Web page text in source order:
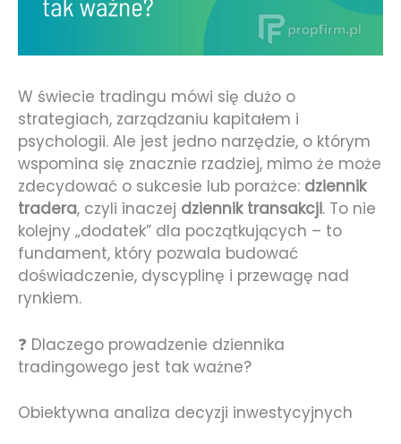
W świecie tradingu mówi się dużo o
strategiach, zarządzaniu kapitałem i
psychologii. Ale jest jedno narzędzie, o którym
wspomina się znacznie rzadziej, mimo że może
zdecydować o sukcesie lub porażce: dziennik
tradera, czyli inaczej dziennik transakcji. To nie
kolejny „dodatek” dla początkujących – to
fundament, który pozwala budować
doświadczenie, dyscyplinę i przewagę nad
rynkiem.
❓ Dlaczego prowadzenie dziennika
tradingowego jest tak ważne?
Obiektywna analiza decyzji inwestycyjnych